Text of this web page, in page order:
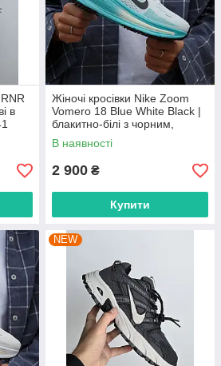
в
Жіночі кросівки Nike Zoom
Vomero 18 Blue White Black |
блакитно-білі з чорним,
розміри 36–41
В наявності
2 900 ₴
Купити
NEW